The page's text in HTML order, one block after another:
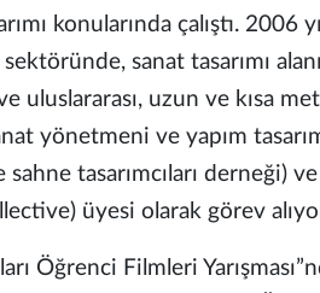
konularında çalıştı. 2006
sanat tasarımı
uluslararası, uzun ve kısa
yönetmeni ve yapım
sahne tasarımcıları derneği)
üyesi olarak görev
Öğrenci Filmleri